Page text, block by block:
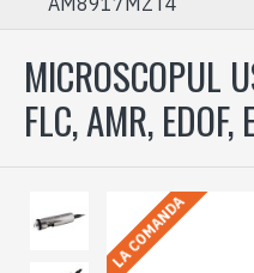
MICROSCOPUL
FLC, AMR,
LA COMANDA